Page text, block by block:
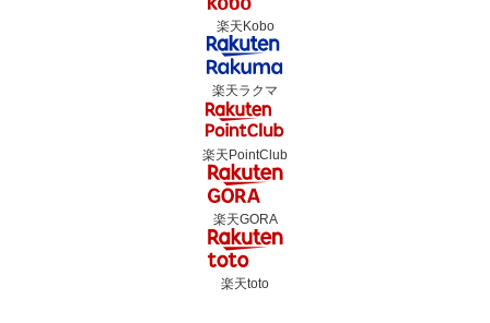
楽天Kobo
楽天ラクマ
楽天PointClub
楽天GORA
楽天toto